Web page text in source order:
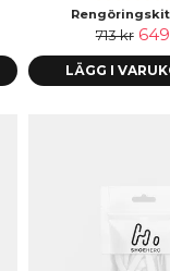
713 kr
LÄGG I